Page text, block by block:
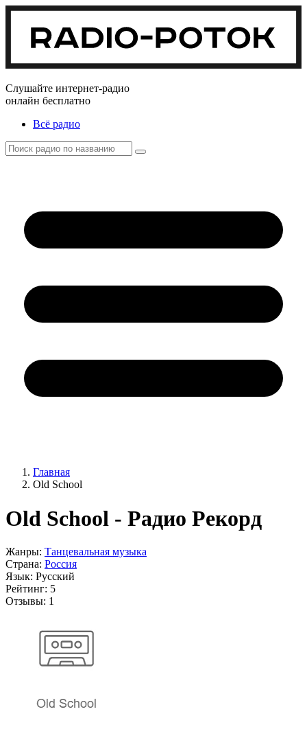
Слушайте интернет-радио
онлайн бесплатно
Всё радио
Главная
Old School
Old School - Радио Рекорд
Жанры: Танцевальная музыка
Страна: Россия
Язык: Русский
Рейтинг: 5
Отзывы: 1